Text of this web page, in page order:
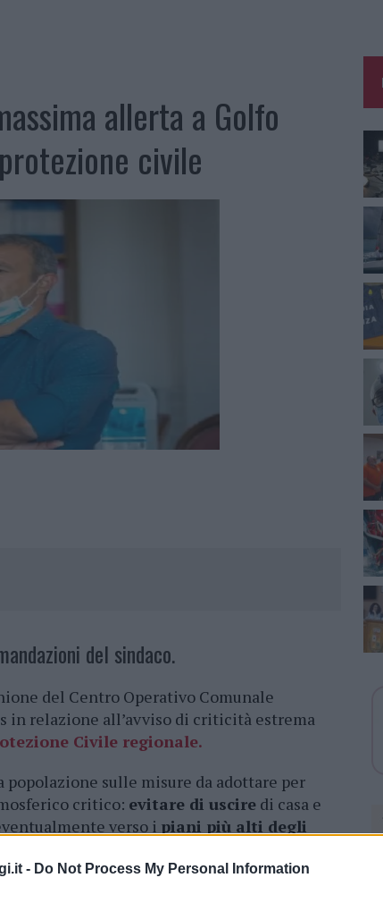
- Do Not Process My Personal Information
SEQUESTRATI CAVIALE E SABBIA RUBATA
allerta a Golfo
civile
del sindaco.
del Centro Operativo Comunale
in relazione all’avviso di criticità estrema
Civile regionale.
sulle misure da adottare per
critico: evitare di uscire di casa e
verso i piani più alti degli
eventuali beni personali esposti
e segnalare alle Autorità eventualisoggetti